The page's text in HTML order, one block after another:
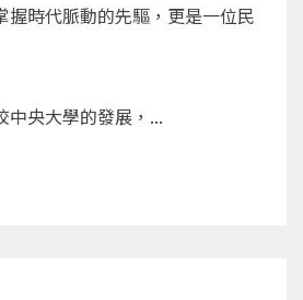
握時代脈動的先驅，更是一位民
央大學的發展，...